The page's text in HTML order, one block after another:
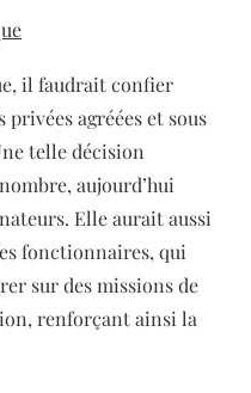
il faudrait confier
agréées et sous
telle décision
aujourd’hui
Elle aurait aussi
fonctionnaires, qui
sur des missions de
renforçant ainsi la